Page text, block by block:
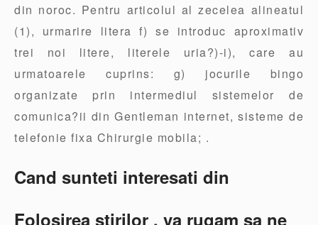
din noroc. Pentru articolul al zecelea alineatul
(1), urmarire litera f) se introduc aproximativ
trei noi litere, literele uria?)-i), care au
urmatoarele cuprins: g) jocurile bingo
organizate prin intermediul sistemelor de
comunica?ii din Gentleman internet, sisteme de
telefonie fixa Chirurgie mobila; .
Cand sunteti interesati din
Folosirea stirilor , va rugam sa ne